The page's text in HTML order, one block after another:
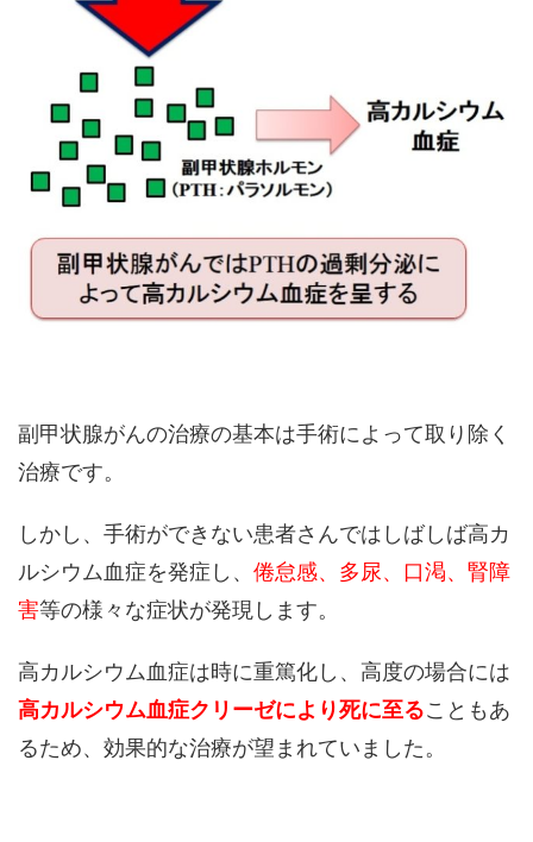
副甲状腺がんの治療の基本は手術によって取り除く
治療です。
しかし、手術ができない患者さんではしばしば高カ
ルシウム血症を発症し、 倦怠感、多尿、口渇、腎障
害等の様々な症状が発現します。
高カルシウム血症は時に重篤化し、高度の場合には
高カルシウム血症クリーゼにより死に至ることもあ
るため、効果的な治療が望まれていました。